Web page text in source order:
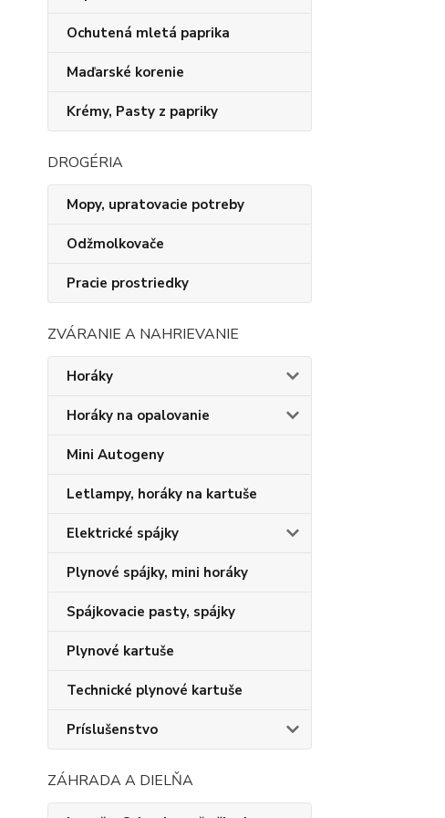
Ochutená mletá paprika
Maďarské korenie
Krémy, Pasty z papriky
DROGÉRIA
Mopy, upratovacie potreby
Odžmolkovače
Pracie prostriedky
ZVÁRANIE A NAHRIEVANIE
Horáky
Horáky na opalovanie
Mini Autogeny
Letlampy, horáky na kartuše
Elektrické spájky
Plynové spájky, mini horáky
Spájkovacie pasty, spájky
Plynové kartuše
Technické plynové kartuše
Príslušenstvo
ZÁHRADA A DIELŇA